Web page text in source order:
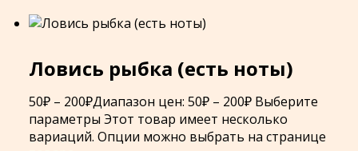
Ловись рыбка (есть ноты)
50₽ – 200₽Диапазон цен: 50₽ – 200₽ Выберите
параметры Этот товар имеет несколько
вариаций. Опции можно выбрать на странице